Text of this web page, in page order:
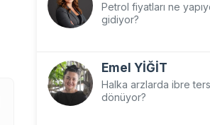
Petrol fiyatları ne
gidiyor?
Emel YİĞİT
Halka arzlarda ibre
dönüyor?